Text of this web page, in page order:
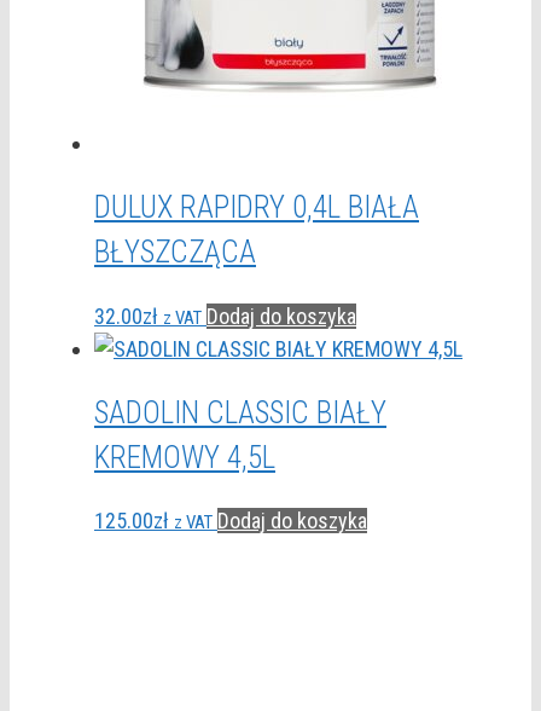
DULUX RAPIDRY 0,4L BIAŁA
BŁYSZCZĄCA
32.00zł z VAT Dodaj do koszyka
SADOLIN CLASSIC BIAŁY
KREMOWY 4,5L
125.00zł z VAT Dodaj do koszyka